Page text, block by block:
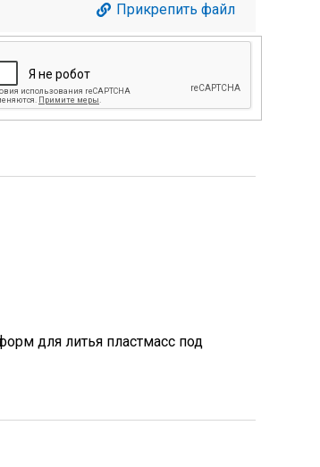
Прикрепить файл
для литья пластмасс под